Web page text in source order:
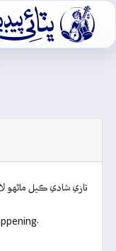
تازي شادي ڪيل ماڻهو